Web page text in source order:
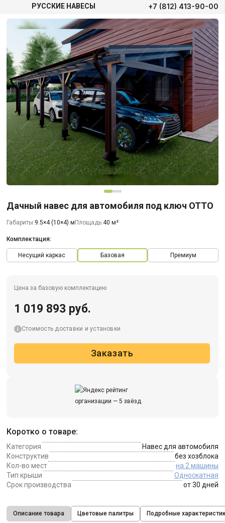
РУССКИЕ НАВЕСЫ +7 (812) 413-90-00
Дачный навес для автомобиля под ключ ОТТО
Габариты:9.5×4 (10×4) м Площадь:40 м²
Комплектация:
Несущий каркас Базовая Премиум
Коротко о товаре:
Категория
Навес для автомобиля
Конструктив
без хозблока
Кол-во мест
на 2 машины
Тип крыши
Односкатная
Срок производства
от 30 дней
Цена за базовую комплектацию
1 019 893 руб.
Стоимость доставки и установки
Заказать
Описание товара Цветовые палитры Подробные